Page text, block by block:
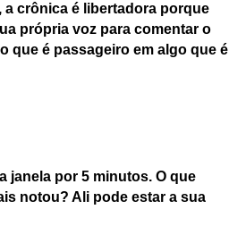
a crônica é libertadora porque
própria voz para comentar o
que é passageiro em algo que é
janela por 5 minutos. O que
notou? Ali pode estar a sua